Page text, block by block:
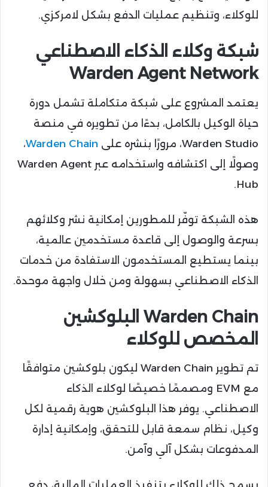
للوكلاء، وتنظيم عمليات الدفع بشكل لامركزي.
شبكة وكلاء الذكاء الاصطناعي
Warden Agent Network
يعتمد المشروع على شبكة متكاملة تشمل دورة
حياة الوكيل بالكامل، بدءًا من تطويره في منصة
Warden Studio، مرورًا بنشره على
Warden Chain،
وصولًا إلى اكتشافه واستخدامه عبر Warden Agent
Hub.
هذه الشبكة توفّر للمطورين إمكانية نشر وكلائهم
بسرعة والوصول إلى قاعدة مستخدمين عالمية،
بينما يستطيع المستخدمون الاستفادة من خدمات
الذكاء الاصطناعي بسهولة ومن خلال واجهة موحدة.
Warden Chain البلوكشين
المخصص للوكلاء
تم تطوير Warden Chain ليكون بلوكشين متوافقًا
مع EVM ومصممًا خصيصًا لوكلاء الذكاء
الاصطناعي. يوفر هذا البلوكشين هوية رقمية لكل
وكيل، نظام سمعة قابل للتحقق، وإمكانية إدارة
المدفوعات بشكل آلي وآمن.